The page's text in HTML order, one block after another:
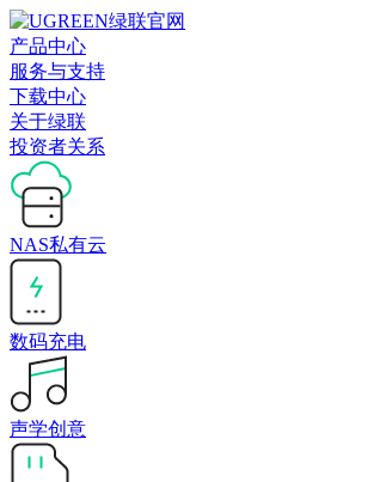
产品中心
服务与支持
下载中心
关于绿联
投资者关系
NAS私有云
数码充电
声学创意